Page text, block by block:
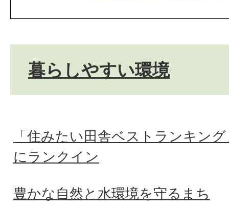
暮らしやすい環境
「住みたい田舎ベストランキン
にランクイン
豊かな自然と水環境を守るまち